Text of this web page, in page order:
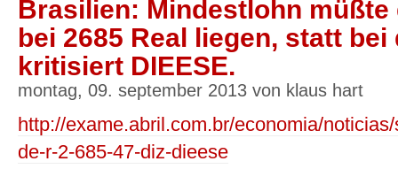
Brasilien: Mindestlohn müßte
bei 2685 Real liegen, statt bei
kritisiert DIEESE.
montag, 09. september 2013 von klaus hart
http://exame.abril.com.br/economia/
de-r-2-685-47-diz-dieese